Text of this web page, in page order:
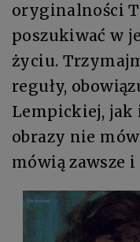
oryginalności
poszukiwać w
życiu.
reguły,
Lempickiej,
obrazy nie
mówią zawsze i